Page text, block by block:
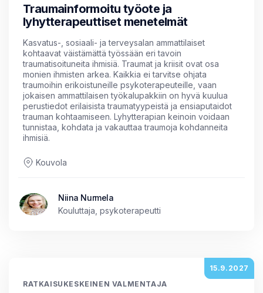
Traumainformoitu työote ja
lyhytterapeuttiset menetelmät
Kasvatus-, sosiaali- ja terveysalan ammattilaiset
kohtaavat väistämättä työssään eri tavoin
traumatisoituneita ihmisiä. Traumat ja kriisit ovat osa
monien ihmisten arkea. Kaikkia ei tarvitse ohjata
traumoihin erikoistuneille psykoterapeuteille, vaan
jokaisen ammattilaisen työkalupakkiin on hyvä kuulua
perustiedot erilaisista traumatyypeistä ja ensiaputaidot
trauman kohtaamiseen. Lyhytterapian keinoin voidaan
tunnistaa, kohdata ja vakauttaa traumoja kohdanneita
ihmisiä.
Kouvola
Niina Nurmela
Kouluttaja, psykoterapeutti
15.9.2027
RATKAISUKESKEINEN VALMENTAJA